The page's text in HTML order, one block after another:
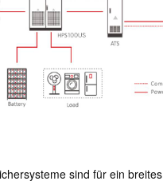
sind für ein breites